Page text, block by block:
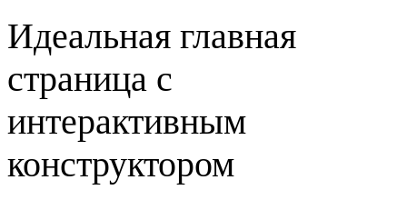
Идеальная главная
страница с
интерактивным
конструктором